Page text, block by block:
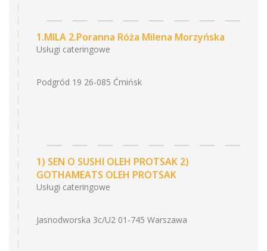
1.MILA 2.Poranna Róża Milena Morzyńska
Usługi cateringowe
Podgród 19 26-085 Ćmińsk
1) SEN O SUSHI OLEH PROTSAK 2)
GOTHAMEATS OLEH PROTSAK
Usługi cateringowe
Jasnodworska 3c/U2 01-745 Warszawa